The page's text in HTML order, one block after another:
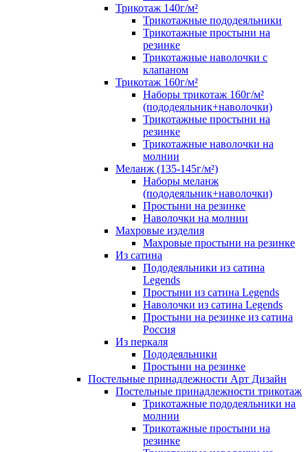
Трикотаж 140г/м²
Трикотажные пододеяльники
Трикотажные простыни на
резинке
Трикотажные наволочки с
клапаном
Трикотаж 160г/м²
Наборы трикотаж 160г/м²
(пододеяльник+наволочки)
Трикотажные простыни на
резинке
Трикотажные наволочки на
молнии
Меланж (135-145г/м²)
Наборы меланж
(пододеяльник+наволочки)
Простыни на резинке
Наволочки на молнии
Махровые изделия
Махровые простыни на резинке
Из сатина
Пододеяльники из сатина
Legends
Простыни из сатина Legends
Наволочки из сатина Legends
Простыни на резинке из сатина
Россия
Из перкаля
Пододеяльники
Простыни на резинке
Постельные принадлежности Арт Дизайн
Постельные принадлежности трикотаж
Трикотажные пододеяльники на
молнии
Трикотажные простыни на
резинке